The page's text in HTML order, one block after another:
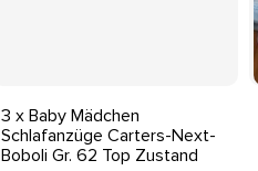
3 x Baby Mädchen
Schlafanzüge Carters-Next-
Boboli Gr. 62 Top Zustand